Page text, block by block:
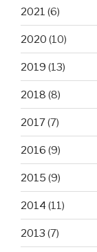
2021 (6)
2020 (10)
2019 (13)
2018 (8)
2017(7)
2016 (9)
2015 (9)
2014 (11)
2013 (7)